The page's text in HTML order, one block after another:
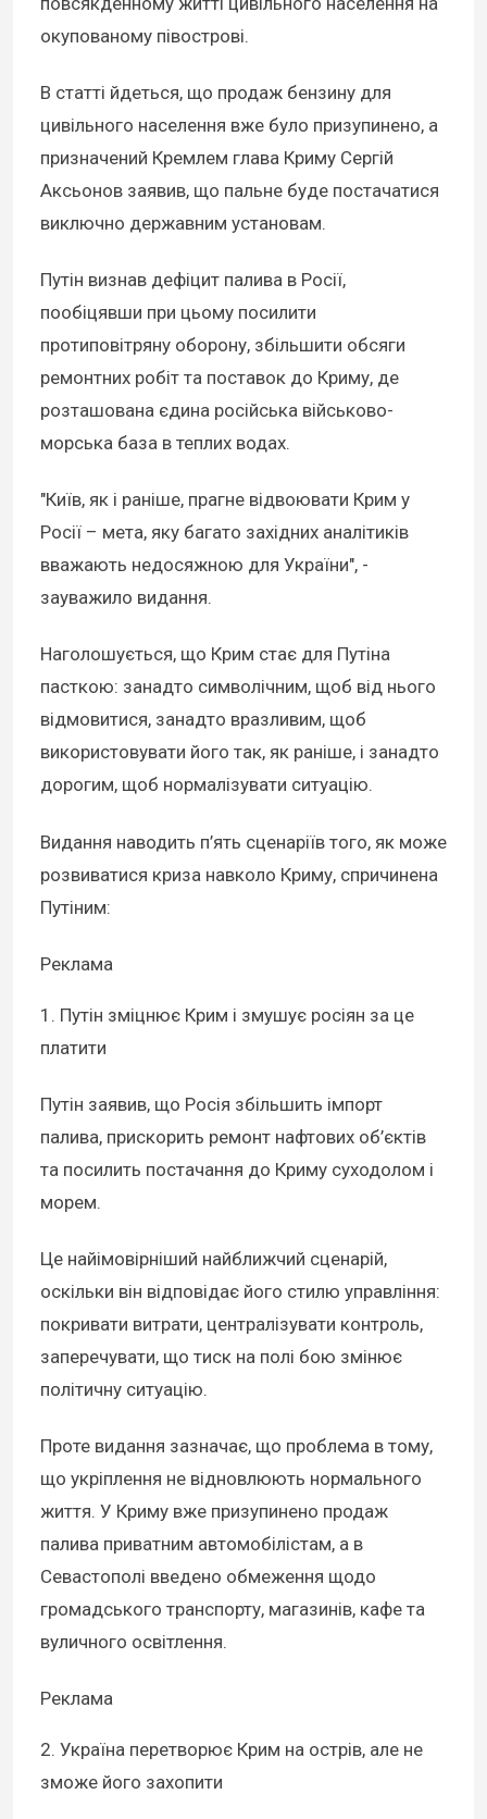
окупованому півострові.
В статті йдеться, що продаж бензину для
цивільного населення вже було призупинено, а
призначений Кремлем глава Криму Сергій
Аксьонов заявив, що пальне буде постачатися
виключно державним установам.
Путін визнав дефіцит палива в Росії,
пообіцявши при цьому посилити
протиповітряну оборону, збільшити обсяги
ремонтних робіт та поставок до Криму, де
розташована єдина російська військово-
морська база в теплих водах.
"Київ, як і раніше, прагне відвоювати Крим у
Росії – мета, яку багато західних аналітиків
вважають недосяжною для України", -
зауважило видання.
Наголошується, що Крим стає для Путіна
пасткою: занадто символічним, щоб від нього
відмовитися, занадто вразливим, щоб
використовувати його так, як раніше, і занадто
дорогим, щоб нормалізувати ситуацію.
Видання наводить п’ять сценаріїв того, як може
розвиватися криза навколо Криму, спричинена
Путіним:
Реклама
1. Путін зміцнює Крим і змушує росіян за це
платити
Путін заявив, що Росія збільшить імпорт
палива, прискорить ремонт нафтових об’єктів
та посилить постачання до Криму суходолом і
морем.
Це найімовірніший найближчий сценарій,
оскільки він відповідає його стилю управління:
покривати витрати, централізувати контроль,
заперечувати, що тиск на полі бою змінює
політичну ситуацію.
Проте видання зазначає, що проблема в тому,
що укріплення не відновлюють нормального
життя. У Криму вже призупинено продаж
палива приватним автомобілістам, а в
Севастополі введено обмеження щодо
громадського транспорту, магазинів, кафе та
вуличного освітлення.
Реклама
2. Україна перетворює Крим на острів, але не
зможе його захопити